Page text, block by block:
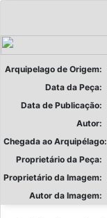
Arquipelago de Origem:
Data da Peça:
Data de Publicação:
Autor:
Chegada ao Arquipélago:
Proprietário da Peça:
Proprietário da Imagem:
Autor da Imagem: